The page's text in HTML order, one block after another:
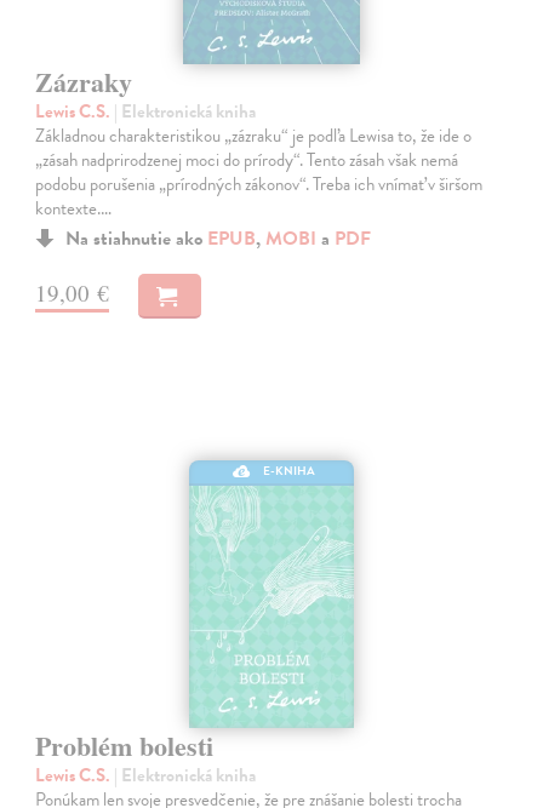
Zázraky
Lewis C.S. | Elektronická kniha
Základnou charakteristikou „zázraku“ je podľa Lewisa to, že ide o
„zásah nadprirodzenej moci do prírody“. Tento zásah však nemá
podobu porušenia „prírodných zákonov“. Treba ich vnímať v širšom
kontexte.…
Na stiahnutie ako EPUB, MOBI a PDF
19,00 €
E-KNIHA
Problém bolesti
Lewis C.S. | Elektronická kniha
Ponúkam len svoje presvedčenie, že pre znášanie bolesti trocha